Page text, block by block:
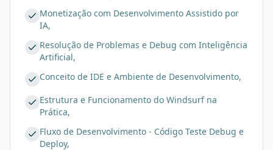
Monetização com Desenvolvimento Assistido por
IA,
Resolução de Problemas e Debug com Inteligência
Artificial,
Conceito de IDE e Ambiente de Desenvolvimento,
Estrutura e Funcionamento do Windsurf na
Prática,
Fluxo de Desenvolvimento - Código Teste Debug e
Deploy,